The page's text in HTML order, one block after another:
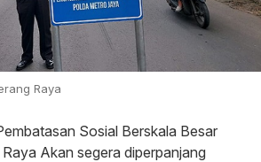
Raya
Sosial Berskala Besar
Akan segera diperpanjang